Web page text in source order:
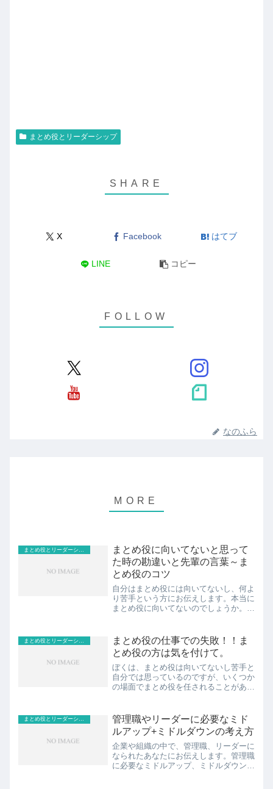
まとめ役とリーダーシップ
X Facebook はてブ
LINE コピー
なのふら
まとめ役に向いてないと思って
た時の勘違いと先輩の言葉～ま
とめ役のコツ
自分はまとめ役には向いてないし、何よ
り苦手という方にお伝えします。本当に
まとめ役に向いてないのでしょうか。も
ません。ぼくの実体験からお伝えしま
す。見出し1.まとめ役とは...
まとめ役の仕事での失敗！！ま
とめ役の方は気を付けて。
ぼくは、まとめ役は向いてないし苦手と
自分では思っているのですが、いくつか
の場面でまとめ役を任されることがあり
敗をしないために、ぼくのまとめ役での
失敗談とそこからの学びを...
まとめ役とリーダーシップ
管理職やリーダーに必要なミド
ルアップ+ミドルダウンの考え方
企業や組織の中で、管理職、リーダーに
なられたあなたにお伝えします。管理職
に必要なミドルアップ、ミドルダウンの